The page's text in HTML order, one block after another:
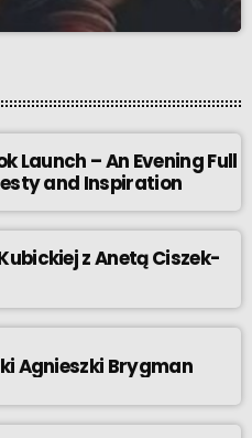
Launch – An Evening Full
and Inspiration
z Anetą Ciszek-
Agnieszki Brygman